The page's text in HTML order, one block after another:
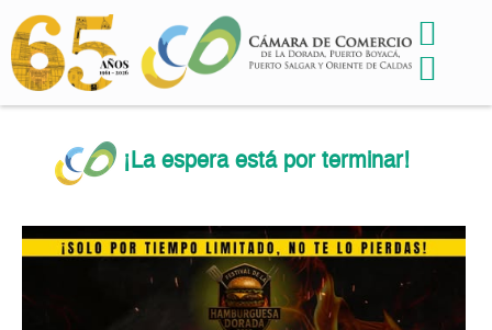
¡La espera está por terminar!